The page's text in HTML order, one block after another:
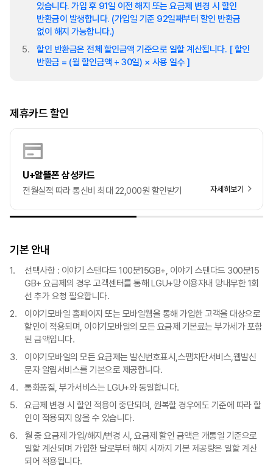
있습니다. 가입 후 91일 이전 해지 또는 요금제 변경 시 할인
반환금이 발생합니다. (가입일 기준 92일째부터 할인 반환금
없이 해지 가능합니다.)
할인 반환금은 전체 할인금액 기준으로 일할 계산됩니다. [ 할인
반환금 = (월 할인금액 ÷ 30일) × 사용 일수 ]
제휴카드 할인
U+알뜰폰 삼성카드
전월실적 따라 통신비 최대 22,000원 할인받기 자세히보기
기본 안내
선택사항 : 이야기 스탠다드 100분15GB+, 이야기 스탠다드 300분15
GB+ 요금제의 경우 고객센터를 통해 LGU+망 이용자내 망내무한 1회
선 추가 요청 필요합니다.
이야기모바일 홈페이지 또는 모바일웹을 통해 가입한 고객을 대상으로
할인이 적용되며, 이야기모바일의 모든 요금제 기본료는 부가세가 포함
된 금액입니다.
이야기모바일의 모든 요금제는 발신번호표시,스팸차단서비스,웹발신
문자 알림서비스를 기본으로 제공합니다.
통화품질, 부가서비스는 LGU+와 동일합니다.
요금제 변경 시 할인 적용이 중단되며, 원복할 경우에도 기준에 따라 할
인이 적용되지 않을 수 있습니다.
월 중 요금제 가입/해지/변경 시, 요금제 할인 금액은 개통일 기준으로
일할 계산되며 가입한 달로부터 해지 시까지 기본 제공량은 일할 계산
되어 적용됩니다.